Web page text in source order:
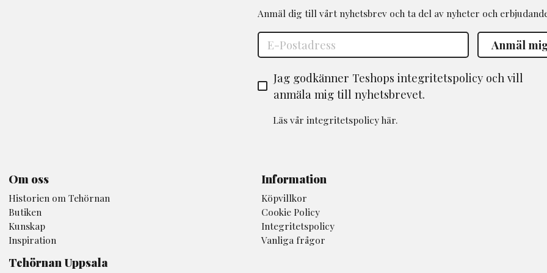
Anmäl dig till vårt nyhetsbrev och ta del av nyheter och
Jag godkänner Teshops integritetspolicy och vill
anmäla mig till nyhetsbrevet.
Läs vår integritetspolicyhär.
Om oss
Historien om Tehörnan
Butiken
Kunskap
Inspiration
Information
Köpvillkor
Cookie Policy
Integritetspolicy
Vanliga frågor
Tehörnan Uppsala